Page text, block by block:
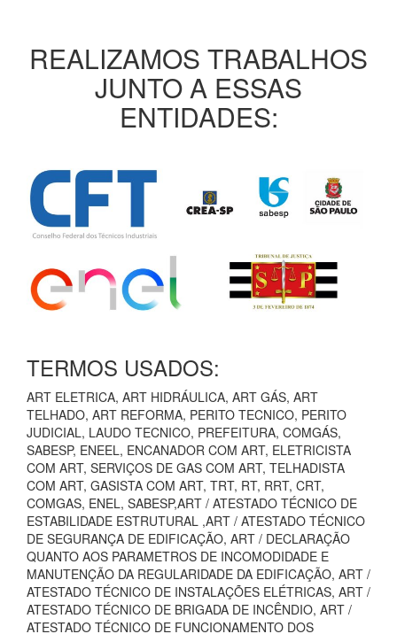
REALIZAMOS TRABALHOS
JUNTO A ESSAS
ENTIDADES:
TERMOS USADOS:
ART ELETRICA, ART HIDRÁULICA, ART GÁS, ART
TELHADO, ART REFORMA, PERITO TECNICO, PERITO
JUDICIAL, LAUDO TECNICO, PREFEITURA, COMGÁS,
SABESP, ENEEL, ENCANADOR COM ART, ELETRICISTA
COM ART, SERVIÇOS DE GAS COM ART, TELHADISTA
COM ART, GASISTA COM ART, TRT, RT, RRT, CRT,
COMGAS, ENEL, SABESP,ART / ATESTADO TÉCNICO DE
ESTABILIDADE ESTRUTURAL ,ART / ATESTADO TÉCNICO
DE SEGURANÇA DE EDIFICAÇÃO, ART / DECLARAÇÃO
QUANTO AOS PARAMETROS DE INCOMODIDADE E
MANUTENÇÃO DA REGULARIDADE DA EDIFICAÇÃO, ART /
ATESTADO TÉCNICO DE INSTALAÇÕES ELÉTRICAS, ART /
ATESTADO TÉCNICO DE BRIGADA DE INCÊNDIO, ART /
ATESTADO TÉCNICO DE FUNCIONAMENTO DOS